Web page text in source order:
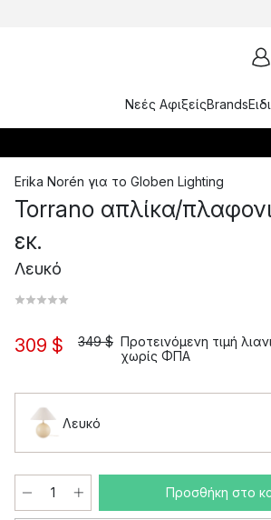
Νεές ΑφιξείςBrands
Erika Norén για το Globen Lighting
Torrano απλίκα/
εκ.
Λευκό
309 $ 349 $ Προτεινόμενη τιμή
χωρίς ΦΠΑ
Λευκό
Προσθήκη στο